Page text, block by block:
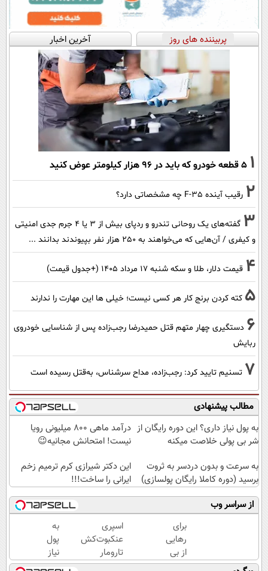
پربیننده های روز آخرین اخبار
1 ۵ قطعه خودرو که باید در ۹۶ هزار کیلومتر عوض کنید
2 رقیب آینده F-35 چه مشخصاتی دارد؟
3
گفته‌های یک روحانی تندرو و ردپای بیش از ۳ یا ۴ جرم جدی امنیتی
و کیفری / آن‌هایی که می‌خواهند به ۲۵۰ هزار نفر بپیوندند بدانند ...
4 قیمت دلار، طلا و سکه شنبه ۱۷ مرداد ۱۴۰۵ (+جدول قیمت)
5 کته کردن برنج کار هر کسی نیست؛ خیلی ها این مهارت را ندارند
6 دستگیری چهار متهم قتل حمیدرضا رجب‌زاده پس از شناسایی خودروی
ربایش
7 تسنیم تایید کرد: رجب‌زاده، مداح سرشناس، به‌قتل رسیده است
مطالب پیشنهادی
به پول نیاز داری؟ این دوره رایگان از
شر بی پولی خلاصت میکنه
درآمد ماهی 800 میلیونی رویا
نیست! امتحانش مجانیه😉
به سرعت و بدون دردسر به ثروت
برسید (دوره کاملا رایگان پولسازی)
این دکتر شیرازی کرم ترمیم زخم
ایرانی را ساخت!!!
از سراسر وب
برای
رهایی
از بی
پولی
اسپری
عنکبوت‌‌کش
تارومار
ازبین‌برنده
به
پول
نیاز
داری؟